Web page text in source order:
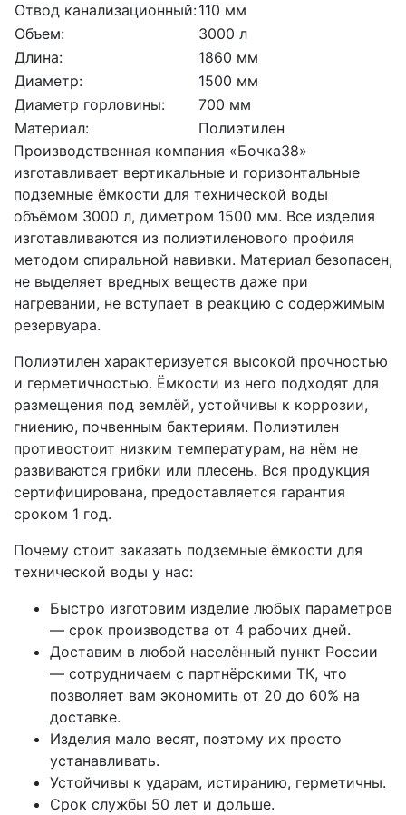
Отвод канализационный:110 мм
Объем:
3000 л
Длина:
1860 мм
Диаметр:
1500 мм
Диаметр горловины:
700 мм
Материал:
Полиэтилен
Производственная компания «Бочка38»
изготавливает вертикальные и горизонтальные
подземные ёмкости для технической воды
объёмом 3000 л, диметром 1500 мм. Все изделия
изготавливаются из полиэтиленового профиля
методом спиральной навивки. Материал безопасен,
не выделяет вредных веществ даже при
нагревании, не вступает в реакцию с содержимым
резервуара.
Полиэтилен характеризуется высокой прочностью
и герметичностью. Ёмкости из него подходят для
размещения под землёй, устойчивы к коррозии,
гниению, почвенным бактериям. Полиэтилен
противостоит низким температурам, на нём не
развиваются грибки или плесень. Вся продукция
сертифицирована, предоставляется гарантия
сроком 1 год.
Почему стоит заказать подземные ёмкости для
технической воды у нас:
Быстро изготовим изделие любых параметров
— срок производства от 4 рабочих дней.
Доставим в любой населённый пункт России
— сотрудничаем с партнёрскими ТК, что
позволяет вам экономить от 20 до 60% на
доставке.
Изделия мало весят, поэтому их просто
устанавливать.
Устойчивы к ударам, истиранию, герметичны.
Срок службы 50 лет и дольше.